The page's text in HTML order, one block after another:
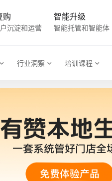
购
沉淀和运营
智能升级
智能托管和智能体
行业洞察 培训课程